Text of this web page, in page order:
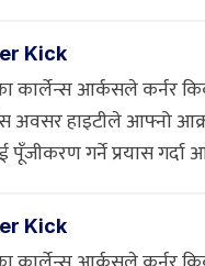
Kick
कार्लेन्स आर्कसले कर्नर
अवसर हाइटीले आफ्नो
पूँजीकरण गर्ने प्रयास गर्दा
Kick